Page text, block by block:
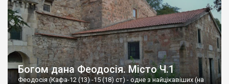
Богом дана Феодосія. Місто Ч.1
Феодосія (Кафа-12 (13) -15 (18) ст) - одне з найцікавіших (на